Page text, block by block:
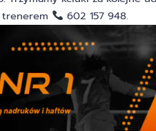
trenerem
602 157 948.